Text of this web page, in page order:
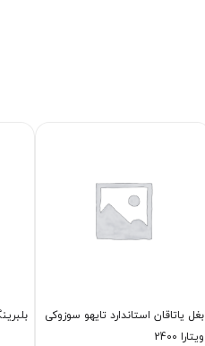
بغل یاتاقان استاندارد تایهو سوزوکی
ویتارا 2400
بلبرینگ